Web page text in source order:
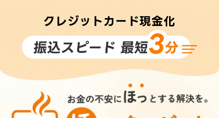
クレジットカード現金化